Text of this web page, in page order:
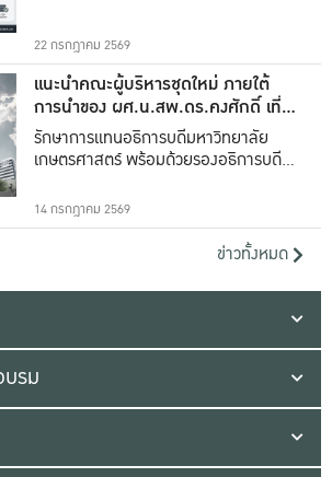
22 กรกฎาคม 2569
แนะนำคณะผู้บริหารชุดใหม่ ภายใต้
การนำของ ผศ.น.สพ.ดร.คงศักดิ์ เที่ยง
ธรรม
รักษาการแทนอธิการบดีมหาวิทยาลัย
เกษตรศาสตร์ พร้อมด้วยรองอธิการบดีทั้ง
14 กรกฎาคม 2569
ข่าวทั้งหมด
รม